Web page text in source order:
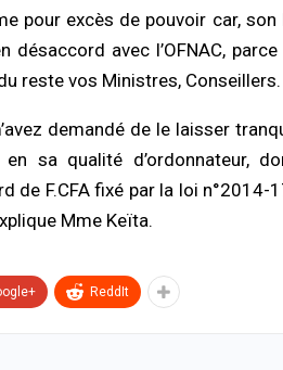
pour excès de pouvoir car,
avec l’OFNAC, parce
reste vos Ministres, Conseillers.
demandé de le laisser
sa qualité d’ordonnateur,
de F.CFA fixé par la loi n°2014-
Mme Keïta.
ReddIt